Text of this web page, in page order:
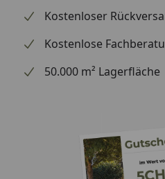
Kostenloser
Kostenlose
50.000 m² Lagerfläche